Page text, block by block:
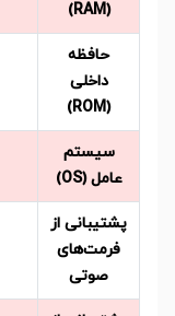
(RAM)
حافظه
داخلی
(ROM)
سیستم
عامل (OS)
پشتیبانی از
فرمت‌های
صوتی